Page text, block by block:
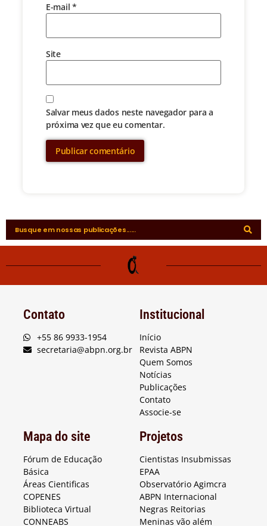
E-mail *
Site
Salvar meus dados neste navegador para a
próxima vez que eu comentar.
Contato
+55 86 9933-1954
secretaria@abpn.org.br
Institucional
Início
Revista ABPN
Quem Somos
Notícias
Publicações
Contato
Associe-se
Mapa do site
Fórum de Educação
Básica
Áreas Cientificas
COPENES
Biblioteca Virtual
CONNEABS
Projetos
Cientistas Insubmissas
EPAA
Observatório Agimcra
ABPN Internacional
Negras Reitorias
Meninas vão além